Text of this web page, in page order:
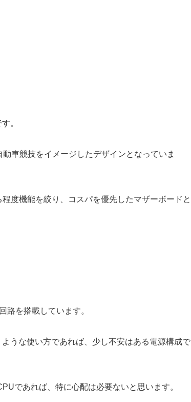
。
車競技をイメージしたデザインとなっていま
度機能を絞り、コスパを優先したマザーボードと
路を搭載しています。
うな使い方であれば、少し不安はある電源構成で
であれば、特に心配は必要ないと思います。